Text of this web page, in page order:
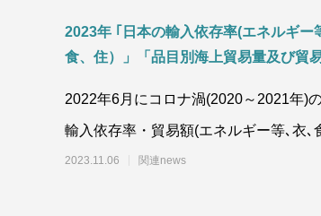
2023年 ｢日本の輸入依存率(エネルギー
食、住）」「品目別海上貿易量及び貿
量) 」「2050年カーボンニュートラル
向けた鉱物資源政策」国際協調と資源
について
2022年6月にコロナ渦(2020～2021年)
輸入依存率・貿易額(エネルギー等､衣､
び「2050年カーボンニュート
2023.11.06 関連news